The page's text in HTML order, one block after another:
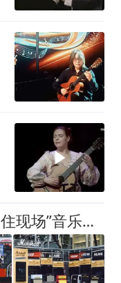
Marshall全球首场大型“守住现场”音乐文化活动落地成都，让现场音乐持续响亮